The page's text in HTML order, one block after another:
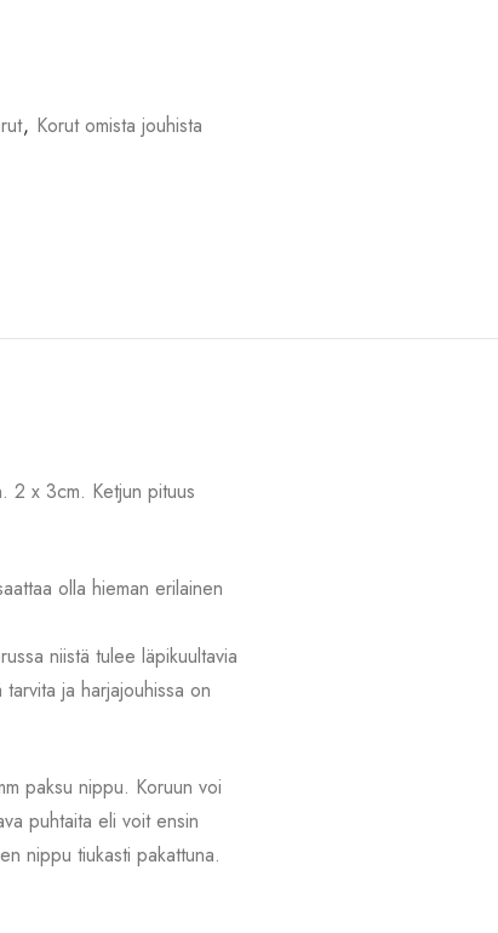
, Korut omista jouhista
2 x 3cm. Ketjun pituus
olla hieman erilainen
niistä tulee läpikuultavia
ja harjajouhissa on
paksu nippu. Koruun voi
puhtaita eli voit ensin
nippu tiukasti pakattuna.